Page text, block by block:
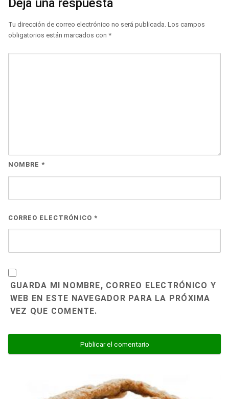
Deja una respuesta
Tu dirección de correo electrónico no será publicada. Los campos
obligatorios están marcados con *
NOMBRE *
CORREO ELECTRÓNICO *
GUARDA MI NOMBRE, CORREO ELECTRÓNICO Y
WEB EN ESTE NAVEGADOR PARA LA PRÓXIMA
VEZ QUE COMENTE.